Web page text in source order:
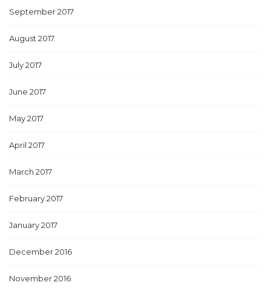
September 2017
August 2017
July 2017
June 2017
May 2017
April 2017
March 2017
February 2017
January 2017
December 2016
November 2016